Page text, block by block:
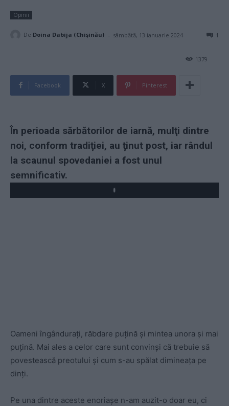
Opinii
De Doina Dabija (Chișinău) - sâmbătă, 13 ianuarie 2024 1
1379
Facebook X Pinterest
În perioada sărbătorilor de iarnă, mulţi dintre
noi, conform tradiţiei, au ţinut post, iar rândul
la scaunul spovedaniei a fost unul
semnificativ.
Play
Oameni îngânduraţi, răbdare puţină şi mintea unora şi mai
puţină. Mai ales a celor care sunt convinşi că trebuie să
povestească preotului şi cum s-au spălat dimineaţa pe
dinţi.
Pe una dintre aceste enoriașe n-am auzit-o doar eu, ci